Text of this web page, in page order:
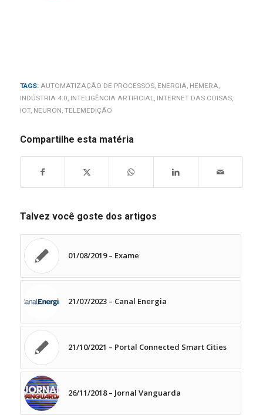
TAGS: AUTOMATIZAÇÃO DE PROCESSOS, ENERGIA HEMERA
INDÚSTRIA 4.0 INTELIGÊNCIA ARTIFICIAL INTERNET DAS COISAS,
IOT, NEURON TELEMEDIÇÃO
Compartilhe esta matéria
Talvez você goste dos artigos
01/08/2019 – Exame
21/07/2023 – Canal Energia
21/10/2021 – Portal Connected Smart Cities
26/11/2018 – Jornal Vanguarda